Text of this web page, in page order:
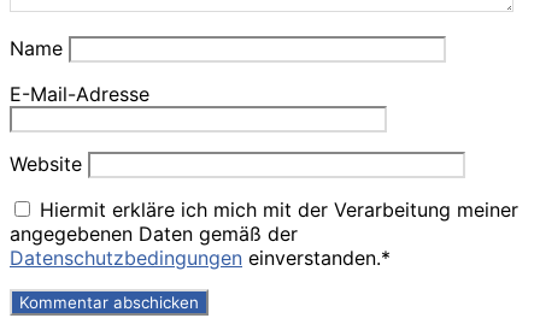
Name
E-Mail-Adresse
Website
Hiermit erkläre ich mich mit der Verarbeitung meiner
angegebenen Daten gemäß der
Datenschutzbedingungen einverstanden.*